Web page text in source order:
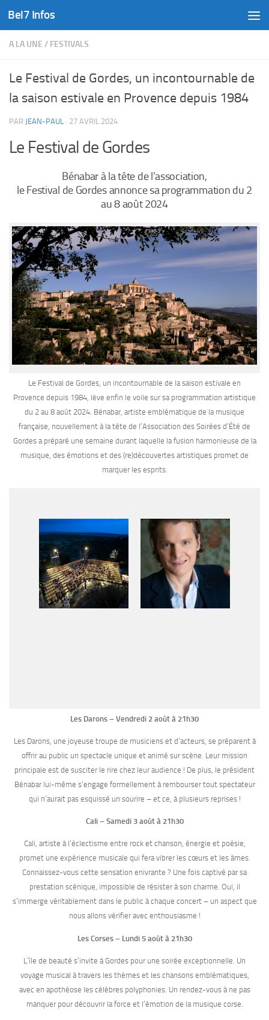
Skip to content
Bel7 Infos
A LA UNE / FESTIVALS
Le Festival de Gordes, un incontournable de
la saison estivale en Provence depuis 1984
PAR JEAN-PAUL · 27 AVRIL 2024
Le Festival de Gordes
Bénabar à la tête de l’association,
le Festival de Gordes annonce sa programmation du 2
au 8 août 2024
Le Festival de Gordes, un incontournable de la saison estivale en
Provence depuis 1984, lève enfin le voile sur sa programmation artistique
du 2 au 8 août 2024. Bénabar, artiste emblématique de la musique
française, nouvellement à la tête de l’Association des Soirées d’Été de
Gordes a préparé une semaine durant laquelle la fusion harmonieuse de la
musique, des émotions et des (re)découvertes artistiques promet de
marquer les esprits.
Les Darons – Vendredi 2 août à 21h30
Les Darons, une joyeuse troupe de musiciens et d’acteurs, se préparent à
offrir au public un spectacle unique et animé sur scène. Leur mission
principale est de susciter le rire chez leur audience ! De plus, le président
Bénabar lui-même s’engage formellement à rembourser tout spectateur
qui n’aurait pas esquissé un sourire – et ce, à plusieurs reprises !
Cali – Samedi 3 août à 21h30
Cali, artiste à l’éclectisme entre rock et chanson, énergie et poésie,
promet une expérience musicale qui fera vibrer les cœurs et les âmes.
Connaissez-vous cette sensation enivrante ? Une fois captivé par sa
prestation scénique, impossible de résister à son charme. Oui, il
s’immerge véritablement dans le public à chaque concert – un aspect que
nous allons vérifier avec enthousiasme !
Les Corses – Lundi 5 août à 21h30
L’île de beauté s’invite à Gordes pour une soirée exceptionnelle. Un
voyage musical à travers les thèmes et les chansons emblématiques,
avec en apothéose les célèbres polyphonies. Un rendez-vous à ne pas
manquer pour découvrir la force et l’émotion de la musique corse.